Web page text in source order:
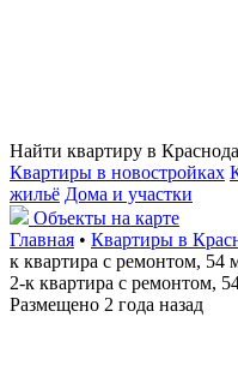
Найти квартиру в
Квартиры в новостройках
жильё Дома и участки
Объекты на карте
Главная • Квартиры в
к квартира с ремонтом,
2-к квартира с ремонтом,
Размещено 2 года назад